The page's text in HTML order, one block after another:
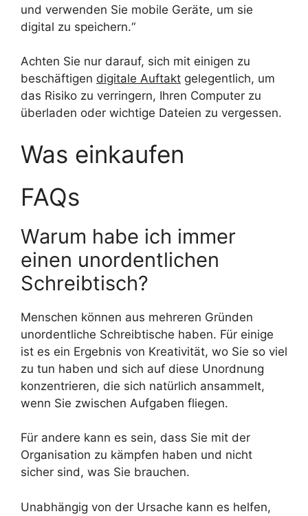
und verwenden Sie mobile Geräte, um sie
digital zu speichern.“
Achten Sie nur darauf, sich mit einigen zu
beschäftigen digitale Auftakt gelegentlich, um
das Risiko zu verringern, Ihren Computer zu
überladen oder wichtige Dateien zu vergessen.
Was einkaufen
FAQs
Warum habe ich immer
einen unordentlichen
Schreibtisch?
Menschen können aus mehreren Gründen
unordentliche Schreibtische haben. Für einige
ist es ein Ergebnis von Kreativität, wo Sie so viel
zu tun haben und sich auf diese Unordnung
konzentrieren, die sich natürlich ansammelt,
wenn Sie zwischen Aufgaben fliegen.
Für andere kann es sein, dass Sie mit der
Organisation zu kämpfen haben und nicht
sicher sind, was Sie brauchen.
Unabhängig von der Ursache kann es helfen,